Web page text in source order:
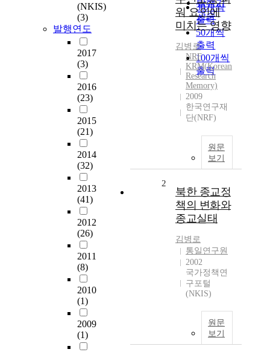
(NKIS)
(3)
발행연도
2017
(3)
2016
(23)
2015
(21)
2014
(32)
2013
(41)
2012
(26)
2011
(8)
2010
(1)
2009
(1)
발행기
관순
30개씩
출력
50개씩
출력
100개씩
출력
워 요인에
미치는 영향
김병로
NRF
KRM(Korean
Research
Memory)
2009
한국연구재
단(NRF)
원문
보기
2
북한 종교정
책의 변화와
종교실태
김병로
통일연구원
2002
국가정책연
구포털
(NKIS)
원문
보기